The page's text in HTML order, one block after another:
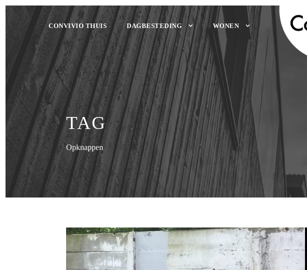
CONVIVIO THUIS DAGBESTEDING WONEN
TAG
Opknappen